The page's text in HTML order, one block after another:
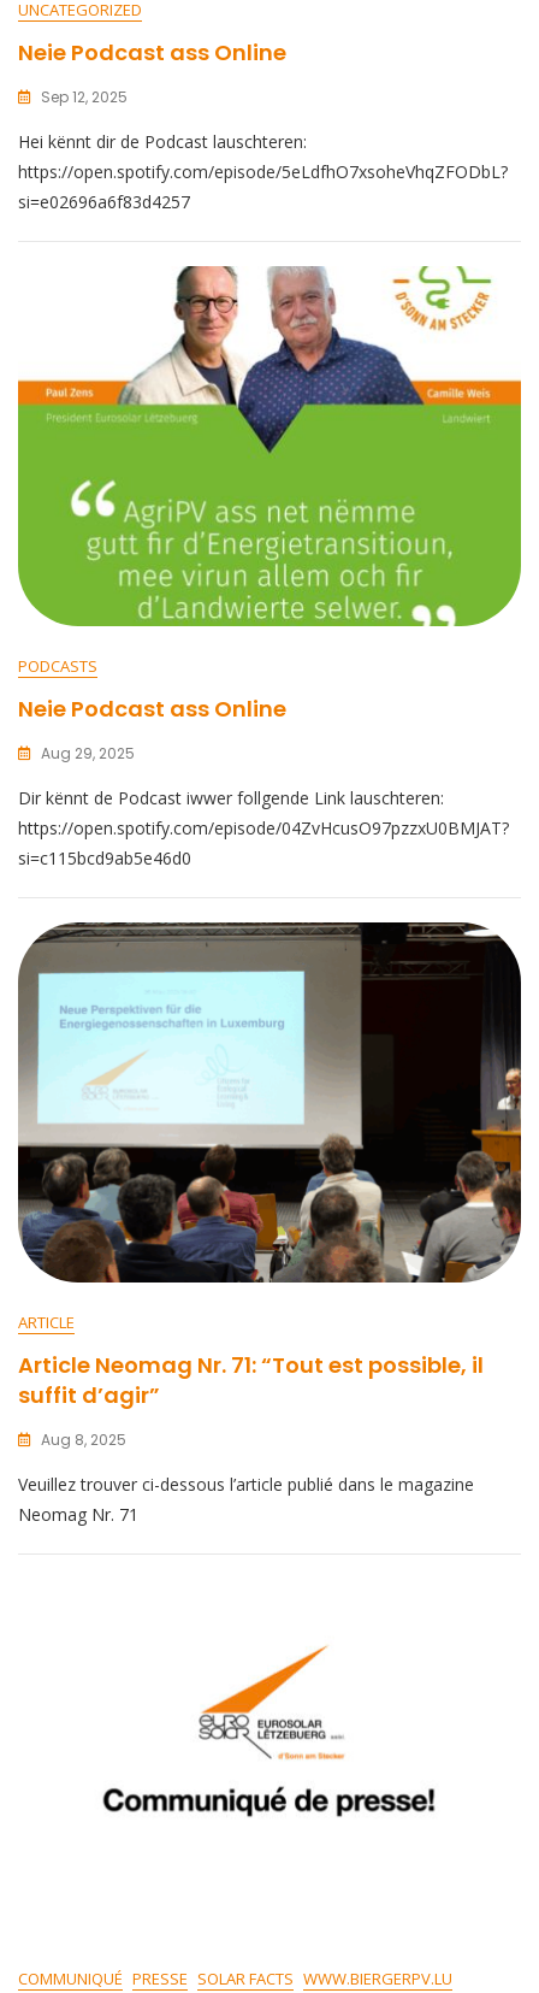
UNCATEGORIZED
Neie Podcast ass Online
Sep 12, 2025
Hei kënnt dir de Podcast lauschteren:
https://open.spotify.com/episode/5eLdfhO7xsoheVhqZFODbL?
si=e02696a6f83d4257
PODCASTS
Neie Podcast ass Online
Aug 29, 2025
Dir kënnt de Podcast iwwer follgende Link lauschteren:
https://open.spotify.com/episode/04ZvHcusO97pzzxU0BMJAT?
si=c115bcd9ab5e46d0
ARTICLE
Article Neomag Nr. 71: “Tout est possible, il
suffit d’agir”
Aug 8, 2025
Veuillez trouver ci-dessous l’article publié dans le magazine
Neomag Nr. 71
COMMUNIQUÉ PRESSE SOLAR FACTS WWW.BIERGERPV.LU